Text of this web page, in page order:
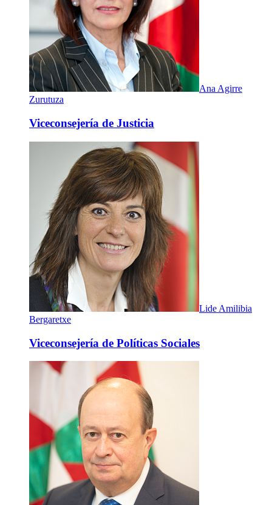
Ana Agirre
Zurutuza
Viceconsejería de Justicia
Lide Amilibia
Bergaretxe
Viceconsejería de Políticas Sociales